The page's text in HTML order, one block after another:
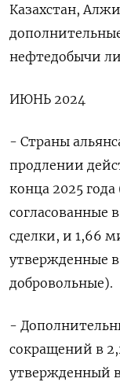
Казахстан,
нефтедобычи
ИЮНЬ 2024
- Страны
продлении
конца 2025
согласованные
сделки, и 1,66
утвержденные в
добровольные).
-
сокращений в
утвержденный